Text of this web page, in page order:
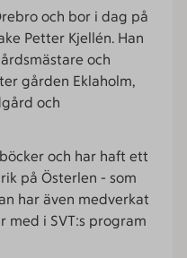
och bor i dag på
Petter Kjellén. Han
och
gården Eklaholm,
och
och har haft ett
på Österlen - som
har även medverkat
med i SVT:s program